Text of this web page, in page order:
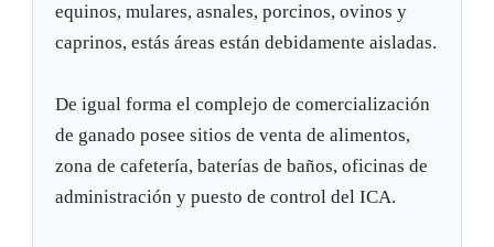
equinos, mulares, asnales, porcinos, ovinos y
caprinos, estás áreas están debidamente aisladas.
De igual forma el complejo de comercialización
de ganado posee sitios de venta de alimentos,
zona de cafetería, baterías de baños, oficinas de
administración y puesto de control del ICA.